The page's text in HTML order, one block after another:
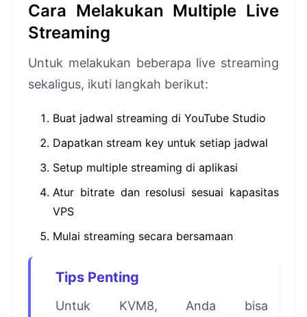
Cara Melakukan Multiple Live
Streaming
Untuk melakukan beberapa live streaming
sekaligus, ikuti langkah berikut:
Buat jadwal streaming di YouTube Studio
Dapatkan stream key untuk setiap jadwal
Setup multiple streaming di aplikasi
Atur bitrate dan resolusi sesuai kapasitas
VPS
Mulai streaming secara bersamaan
Tips Penting
Untuk KVM8, Anda bisa